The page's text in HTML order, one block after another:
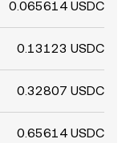
0.065614 USDC
0.13123 USDC
0.32807 USDC
0.65614 USDC